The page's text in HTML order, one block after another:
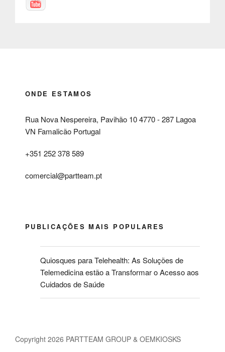
ONDE ESTAMOS
Rua Nova Nespereira, Pavihão 10 4770 - 287 Lagoa
VN Famalicão Portugal
+351 252 378 589
comercial@partteam.pt
PUBLICAÇÕES MAIS POPULARES
Quiosques para Telehealth: As Soluções de
Telemedicina estão a Transformar o Acesso aos
Cuidados de Saúde
Copyright 2026 PARTTEAM GROUP & OEMKIOSKS